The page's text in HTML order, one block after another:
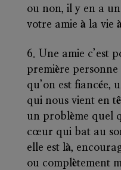
ou non, il y en a
votre amie à la vie
Une amie c’est
première
qu’on est fiancée,
qui nous vient en
un problème quel
cœur qui bat au
elle est là,
ou complètement